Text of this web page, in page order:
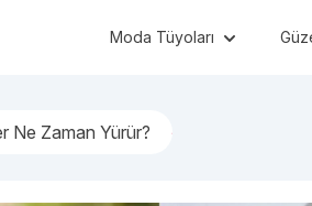
Moda Tüyoları
Ne Zaman Yürür?